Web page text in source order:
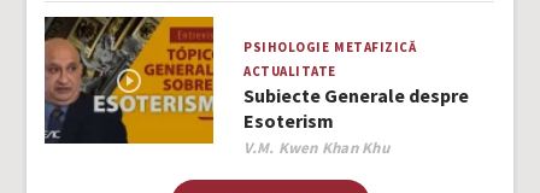
PSIHOLOGIE METAFIZICĂ
ACTUALITATE
Subiecte Generale despre
Esoterism
Author
V.M. Kwen Khan Khu